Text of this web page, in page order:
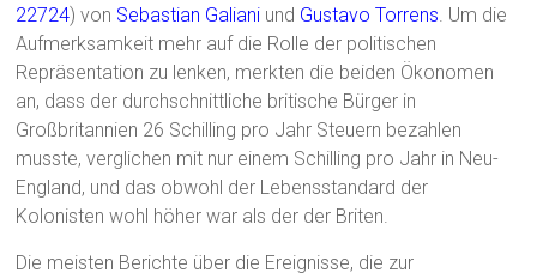
22724) von Sebastian Galiani und Gustavo Torrens. Um die
Aufmerksamkeit mehr auf die Rolle der politischen
Repräsentation zu lenken, merkten die beiden Ökonomen
an, dass der durchschnittliche britische Bürger in
Großbritannien 26 Schilling pro Jahr Steuern bezahlen
musste, verglichen mit nur einem Schilling pro Jahr in Neu-
England, und das obwohl der Lebensstandard der
Kolonisten wohl höher war als der der Briten.
Die meisten Berichte über die Ereignisse, die zur